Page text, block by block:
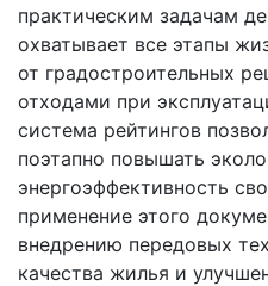
практическим задачам
охватывает все этапы
от градостроительных
отходами при
система рейтингов
поэтапно повышать
энергоэффективность
применение этого
внедрению передовых
качества жилья и